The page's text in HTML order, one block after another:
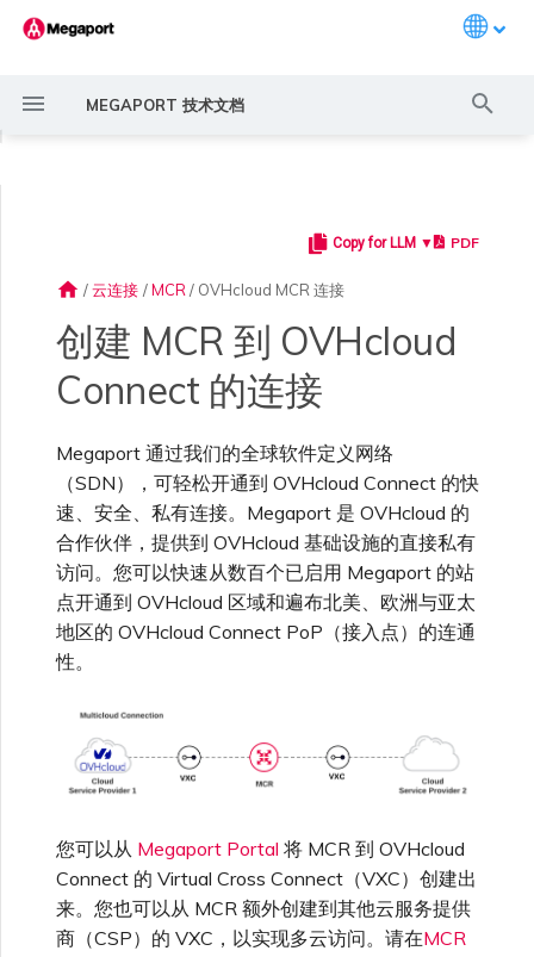
MEGAPORT 技术文档
快速开始
设置 Megaport 账户
概述
创建账户
强制多重身份验证
设置单点登录
邀请用户加入账户
提供技术支持联系方式
更新公司信息
重置密码
登录 Megaport Portal
Megaport Portal 控制台
了解服务页面
连接到 Latitude.sh
了解位置信息
位置 ID
服务开通方式
合作伙伴托管账户
常见多云连接场景
使用 Megaport 解决方案现
作为服务提供商使用
Megaport API 管理连接
Megaport 全球网状 WAN
Megaport 上云即服务
MACsec
IPsec
云原生 VPN 加密
高速跨云加密
订购交叉连接
订购本地环路
Port 冗余
链路聚合组（LAG）
创建 LAG
将 Port 添加到 LAG
停用 Port
创建私有 VXC
迁移 VXC
设置服务密钥
使用服务密钥创建连接
配置 Q-in-Q
关闭 VXC 以进行故障转移测
终止 VXC
路由指南
终止 Megaport Internet 连
3DS Outscale
阿里云专线接入
AWS Direct Connect
AWS 连接概述
托管 VIF
托管连接
专用连接
AWS 连接冗余
AWS 公共连接
AWS 上的 Salesforce
AWS 上的 Snowflake
Azure ExpressRoute
ExpressRoute
ExpressRoute Direct
ExpressRoute Metro
Azure 连接冗余
Azure 配对区域 - 高可用设
计
Cisco Webex
Cloudflare
Google Cloud
Google Cloud
Google 连接冗余
IBM Cloud Direct Link
Latitude.sh
OVHcloud Connect
OVHcloud Connect Direct
SAP HANA Enterprise
AWS 上的 SAP
Google Cloud 上的 SAP
AWS 上的 VMware Cloud
Azure VMware 解决方案
AWS Transit Gateway 跨区
域路由
可用性
先决条件
配置 OVHcloud Connect
冗余
冗余方案
更新服务带宽
OVHcloud 常见问题
（FAQ）
Aruba SD-WAN
AWS Direct Connect
Azure MVE 连接
Google MVE 连接
其他 MVE 连接
Aviatrix
AWS Direct Connect
Azure MVE 连接
Google MVE 连接
其他 MVE 连接
Cisco SD-WAN
AWS MVE 连接
Azure MVE 连接
Google MVE 连接
其他 MVE 连接
Fortinet FortiGate
AWS Direct Connect
Azure MVE 连接
Google MVE 连接
其他 MVE 连接
Palo Alto Networks
AWS Direct Connect
Azure MVE 连接
Google MVE 连接
其他 MVE 连接
Versa SD-WAN
AWS Direct Connect
Azure MVE 连接
Google MVE 连接
其他 MVE 连接
AWS Direct Connect
Azure MVE 连接
Google MVE 连接
其他 MVE 连接
查看连接设置
MCR 高级 VLAN 与路由功能
MCR 冗余
创建 MCR
创建 MCR VXC
配置 MCR
在 MCR 中使用 IPsec
MCR 路由管理
路由过滤
路由通告
路由汇总
配置 BGP 高级设置
MCR Looking Glass (路由诊
MVE 部署场景
MVE 位置
MVE 冗余
vNIC 连接类型
Megaport 网络中的 SSE 与
SASE
6WIND 概述
6WIND 授权网络功能
规划部署
创建 MVE
创建 VXC
连接 MVE
Anapaya 概述
规划部署
创建 MVE
创建 VXC
连接 MVE
终止 MVE
Aruba SD-WAN
Aruba SD-WAN 概述
规划部署
创建 MVE
创建 VXC
连接 MVE
终止 MVE
Aviatrix Secure Edge 概述
规划部署
创建 MVE
创建 VXC
连接 MVE
终止 MVE
Check Point CloudGuard 概
规划部署
创建 VXC
连接 MVE
Cisco MVE 概述
规划部署
创建 MVE
创建 VXC
连接 MVE
将 MPLS 与 SDCI 集成
Fortinet FortiGate 概述
规划部署
创建 MVE
创建 VXC
连接 MVE
终止 MVE
Juniper MVE 概述
规划部署
创建 MVE
创建 VXC
连接 MVE
终止 MVE
VM-Series Firewall
Prisma SD-WAN
Peplink FusionHub 概述
规划部署
创建 MVE
创建 VXC
连接 MVE
终止 MVE
Versa SD-WAN 概述
规划部署
创建 MVE
创建 VXC
连接 MVE
终止 MVE
VMware SD-WAN 概述
规划部署
创建 MVE
创建 VXC
连接 MVE
终止 MVE
设置 IX
IX 要求
加入 IX
AMS-IX 连接
France-IX 连接
管理 IX
编辑 IX
更改合约 IX 的速率
迁移 IX
关闭 IX
终止 IX
IX 工具与功能
MegaIX 功能概述
MegaIX Looking Glass (路由
诊断)
BGP 社区
城域 ID
创建个人资料
Marketplace 通知
Marketplace 常见问题
监控 MCR
监控服务状态
查看会话事件日志
管理个人资料
更新公司信息
管理最短合约期续订
管理 Megaport
Marketplace 个人资料
添加和修改用户
管理安全设置
Port 定价与合约条款
VXC 定价与合约条款
Megaport Internet 定价与合
约条款
IX 定价与合约条款
MCR 定价与合约条款
开通计费市场
分配财务角色
更新账单信息
信用卡付款
了解 Megaport 账单
下载账单
Port 计费
MCR 计费
创建 API 密钥
管理用户
创建 Port
创建服务密钥
创建 VXC
创建到 AWS 的 VXC
创建到 Azure 的 VXC
创建到 Google Cloud 的
快速开始
创建 Megaport Terraform
使用 Megaport Terraform
Provider 创建和管理服务
使用 Megaport 资源进行
Terraform 状态管理
使用 Terraform MCP
Megaport Terraform
Provider 常见问题
激活 Port
订购时的错误
容量错误
Port 与 VXC
Port 或 VXC 中断或抖动
Port 延迟
Port 或 VXC 丢包
吞吐量与性能
VXC 连接性
MCR 中断或不可用
MCR 路由
MCR BGP 会话中断
其他 MCR 问题
MVE
MVE 中断或不可用
MVE 互联网连接
SD-WAN 管理连接
IX 连接性
IX BGP 路由
IX BGP 会话中断
云服务提供商互联地址空间
ExpressRoute 线路容量不足
创建 Juniper 私有连接
联系支持
支持请求门户
了解支持请求
升级支持案例
发送反馈
欧盟数字服务法
Copy for LLM ▼ PDF
home / 云连接 / MCR / OVHcloud MCR 连接
创建 MCR 到 OVHcloud
Connect 的连接
Megaport 通过我们的全球软件定义网络
（SDN），可轻松开通到 OVHcloud Connect 的快
速、安全、私有连接。Megaport 是 OVHcloud 的
合作伙伴，提供到 OVHcloud 基础设施的直接私有
访问。您可以快速从数百个已启用 Megaport 的站
点开通到 OVHcloud 区域和遍布北美、欧洲与亚太
地区的 OVHcloud Connect PoP（接入点）的连通
性。
您可以从 Megaport Portal 将 MCR 到 OVHcloud
Connect 的 Virtual Cross Connect（VXC）创建出
来。您也可以从 MCR 额外创建到其他云服务提供
商（CSP）的 VXC，以实现多云访问。请在MCR